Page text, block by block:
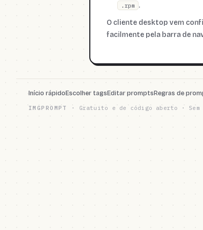
.rpm .
O cliente desktop vem
facilmente pela barra de
Início rápidoEscolher tagsEditar promptsRegras de
IMGPROMPT · Gratuito e de código aberto · Sem